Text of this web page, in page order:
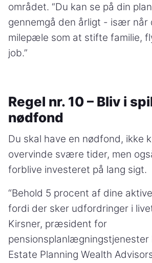
området. “Du kan se på din
gennemgå den årligt - især når
milepæle som at stifte familie,
job.”
Regel nr. 10 – Bliv i
nødfond
Du skal have en nødfond, ikke
overvinde svære tider, men
forblive investeret på lang sigt.
“Behold 5 procent af dine
fordi der sker udfordringer i
Kirsner, præsident for
pensionsplanlægningstjenester
Estate Planning Wealth